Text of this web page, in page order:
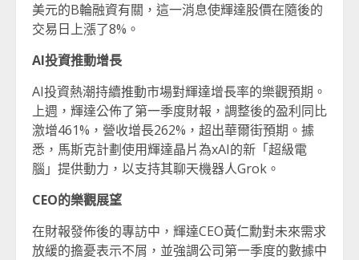
美元的B輪融資有關，這一消息使輝達股價在隨後的
交易日上漲了8%。
AI投資推動增長
AI投資熱潮持續推動市場對輝達增長率的樂觀預期。
上週，輝達公佈了第一季度財報，調整後的盈利同比
激增461%，營收增長262%，超出華爾街預期。據
悉，馬斯克計劃使用輝達晶片為xAI的新「超級電
腦」提供動力，以支持其聊天機器人Grok。
CEO的樂觀展望
在財報發佈後的專訪中，輝達CEO黃仁勳對未來需求
放緩的擔憂表示不屑，並強調公司第一季度的數據中